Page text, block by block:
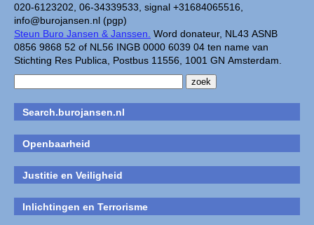
020-6123202, 06-34339533, signal +31684065516,
info@burojansen.nl (pgp)
Steun Buro Jansen & Janssen. Word donateur, NL43 ASNB
0856 9868 52 of NL56 INGB 0000 6039 04 ten name van
Stichting Res Publica, Postbus 11556, 1001 GN Amsterdam.
Search.burojansen.nl
Openbaarheid
Justitie en Veiligheid
Inlichtingen en Terrorisme